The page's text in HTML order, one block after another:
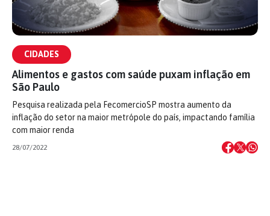
CIDADES
Alimentos e gastos com saúde puxam inflação em
São Paulo
Pesquisa realizada pela FecomercioSP mostra aumento da
inflação do setor na maior metrópole do país, impactando família
com maior renda
28/07/2022